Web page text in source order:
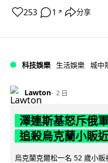
253 1 ↗ 分享
科技娛樂 生活娛樂 城中
Lawton 2 日
澤連斯基怒斥俄
追殺烏克蘭小販
烏克蘭克爾松一名 52 歲小